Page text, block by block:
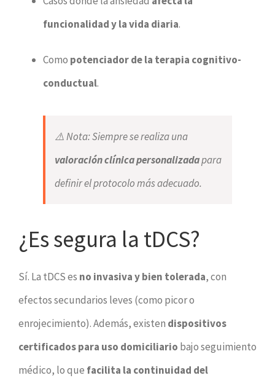
funcionalidad y la vida diaria.
Como potenciador de la terapia cognitivo-
conductual.
⚠️Nota: Siempre se realiza una
valoración clínica personalizadapara
definir el protocolo más adecuado.
¿Es segura la tDCS?
Sí. La tDCS es no invasiva y bien tolerada, con
efectos secundarios leves (como picor o
enrojecimiento). Además, existen dispositivos
certificados para uso domiciliario bajo seguimiento
médico, lo que facilita la continuidad del